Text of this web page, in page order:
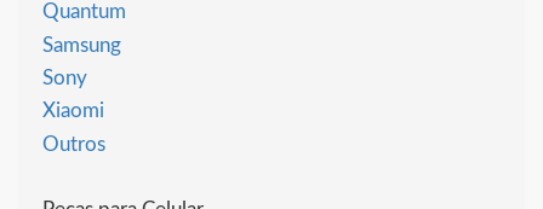
Quantum
Samsung
Sony
Xiaomi
Outros